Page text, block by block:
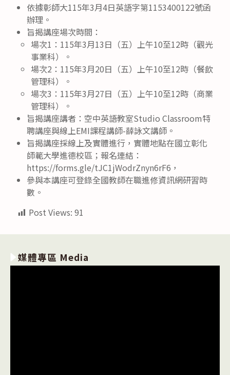
依據彰師大115年3月4日英語字第1153400122號函
辦理。
旨揭講座場次時間：
場次1：115年3月13日（五）上午10至12時（觀光
事業科）。
場次2：115年3月20日（五）上午10至12時（餐飲
管理科）。
場次3：115年3月27日（五）上午10至12時（商業
管理科）。
旨揭講座講者：空中英語教室Studio Classroom特
聘講座與線上EMI課程講師-薛詠文講師。
旨揭講座採線上及實體進行，實體地點在國立彰化
師範大學進德校區；報名連結：
https://forms.gle/tJC1jWodrZnyn6rF6，
參與本講座可登錄全國教師在職進修資訊網研習時
數。
Post Views: 91
媒體專區 Media